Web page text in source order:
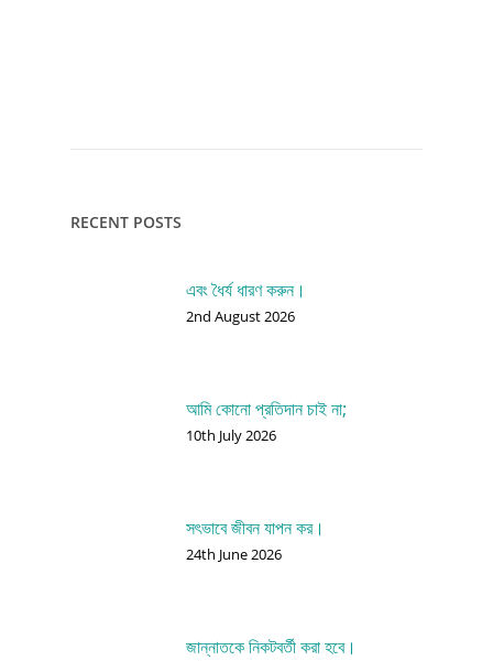
RECENT POSTS
এবং ধৈর্য ধারণ করুন।
2nd August 2026
আমি কোনো প্রতিদান চাই না;
10th July 2026
সৎভাবে জীবন যাপন কর।
24th June 2026
জান্নাতকে নিকটবর্তী করা হবে।